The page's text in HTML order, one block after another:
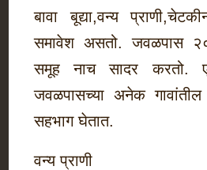
बावा बूद्या,वन्य
समावेश असतो. जवळपास
समूह नाच सादर करतो.
जवळपासच्या अनेक
सहभाग घेतात.
वन्य प्राणी